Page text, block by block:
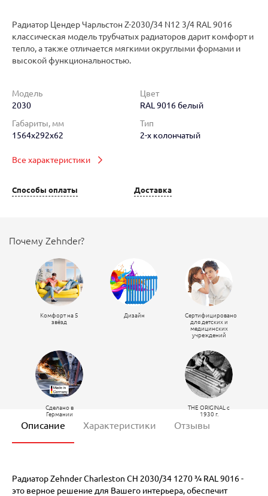
Радиатор Цендер Чарльстон Z-2030/34 N12 3/4 RAL 9016
классическая модель трубчатых радиаторов дарит комфорт и
тепло, а также отличается мягкими округлыми формами и
высокой функциональностью.
Модель
2030
Цвет
RAL 9016 белый
Габариты, мм
1564x292x62
Тип
2-х колончатый
Все характеристики
Способы оплаты Доставка
Почему Zehnder?
Комфорт на 5
звёзд
Дизайн
Сертифицировано
для детских и
медицинских
учреждений
Сделано в
Германии
THE ORIGINAL c
1930 г.
Описание Характеристики Отзывы
Радиатор Zehnder Charleston CH 2030/34 1270 ¾ RAL 9016 -
это верное решение для Вашего интерьера, обеспечит